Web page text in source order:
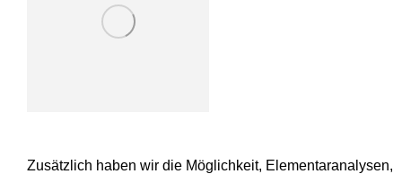
Zusätzlich haben wir die Möglichkeit, Elementaranalysen,